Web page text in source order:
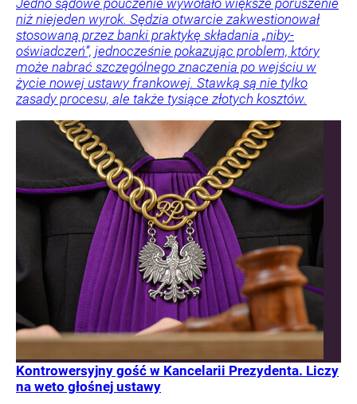
Jedno sądowe pouczenie wywołało większe poruszenie
niż niejeden wyrok. Sędzia otwarcie zakwestionował
stosowaną przez banki praktykę składania „niby-
oświadczeń”, jednocześnie pokazując problem, który
może nabrać szczególnego znaczenia po wejściu w
życie nowej ustawy frankowej. Stawką są nie tylko
zasady procesu, ale także tysiące złotych kosztów.
Kontrowersyjny gość w Kancelarii Prezydenta. Liczy
na weto głośnej ustawy